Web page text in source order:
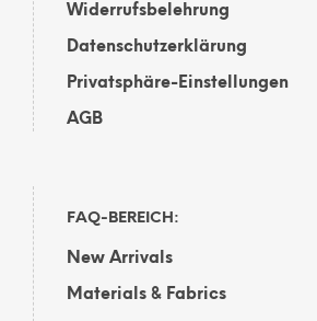
Widerrufsbelehrung
Datenschutzerklärung
Privatsphäre-Einstellungen
AGB
FAQ-BEREICH:
New Arrivals
Materials & Fabrics